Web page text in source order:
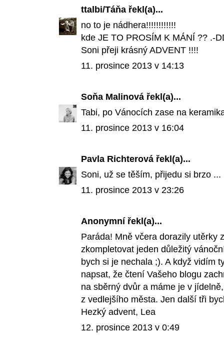
ttalbi/Táňa řekl(a)...
no to je nádhera!!!!!!!!!!!!
kde JE TO PROSÍM K MÁNÍ ?? .-
Soni přeji krásný ADVENT !!!!
11. prosince 2013 v 14:13
Soňa Malinová řekl(a)...
Tabi, po Vánocích zase na
11. prosince 2013 v 16:04
Pavla Richterová řekl(a)...
Soni, už se těším, přijedu si brzo ...
11. prosince 2013 v 23:26
Anonymní řekl(a)...
Paráda! Mně včera dorazily utěrky
zkompletovat jeden důležitý
bych si je nechala ;). A když vidím
napsat, že čtení Vašeho blogu
na sběrný dvůr a máme je v
z vedlejšího města. Jen další tři
Hezký advent, Lea
12. prosince 2013 v 0:49